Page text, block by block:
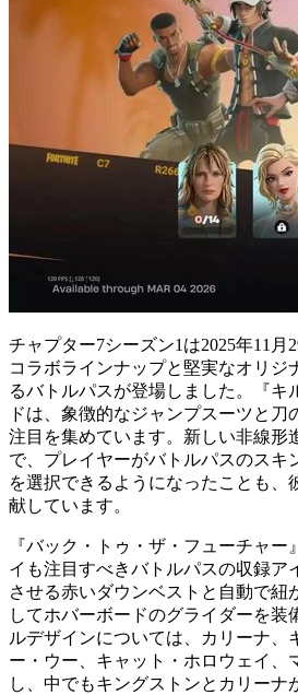
チャプター7シーズン1は2025年11月
コラボラインナップと堅実なオリジ
るバトルパスが登場しました。『キ
ドは、象徴的なジャンプスーツと刀
注目を集めています。新しい非線形
で、プレイヤーがバトルパスのスキ
を選択できるようになったことも、
献しています。
『バック・トゥ・ザ・フューチャー
イも注目すべきバトルパスの収録ア
させる赤いダウンベストと自動で紐
してホバーボードのグライダーを装
ルデザインについては、カリーナ、
ー・ウー、キャット・ホロウェイ、
し、中でもキングストンとカリーナ